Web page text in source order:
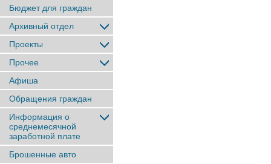
Бюджет для граждан
Архивный отдел
Проекты
Прочее
Афиша
Обращения граждан
Информация о
среднемесячной
заработной плате
Брошенные авто